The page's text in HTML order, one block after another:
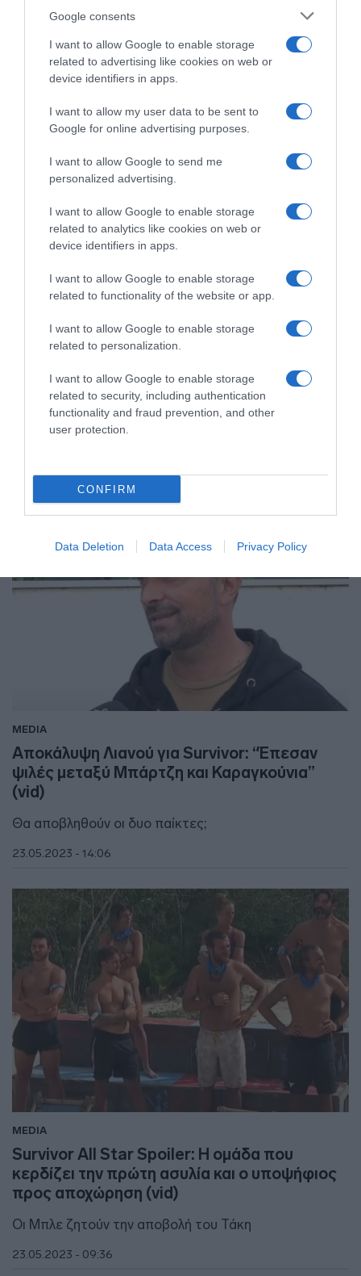
Google consents
I want to allow Google to enable storage
related to advertising like cookies on web or
device identifiers in apps.
I want to allow my user data to be sent to
Google for online advertising purposes.
I want to allow Google to send me
personalized advertising.
I want to allow Google to enable storage
related to analytics like cookies on web or
device identifiers in apps.
I want to allow Google to enable storage
related to functionality of the website or app.
I want to allow Google to enable storage
related to personalization.
I want to allow Google to enable storage
related to security, including authentication
functionality and fraud prevention, and other
user protection.
CONFIRM
Data Deletion Data Access Privacy Policy
Ο Τάκης μένει πίσω!
25.05.2023 - 09:29
Survivor All Star Spoiler: Η ομάδα που
κερδίζει την δεύτερη ασυλία και οι υποψήφιοι
προς αποχώρηση (vids)
Ο Λιανός ανακοινώνει την αποβολή παίκτη!
MEDIA
Αποκάλυψη Λιανού για Survivor: “Έπεσαν
ψιλές μεταξύ Μπάρτζη και Καραγκούνια”
(vid)
Θα αποβληθούν οι δυο παίκτες;
23.05.2023 - 14:06
MEDIA
Survivor All Star Spoiler: Η ομάδα που
κερδίζει την πρώτη ασυλία και ο υποψήφιος
προς αποχώρηση (vid)
Οι Μπλε ζητούν την αποβολή του Τάκη
23.05.2023 - 09:36